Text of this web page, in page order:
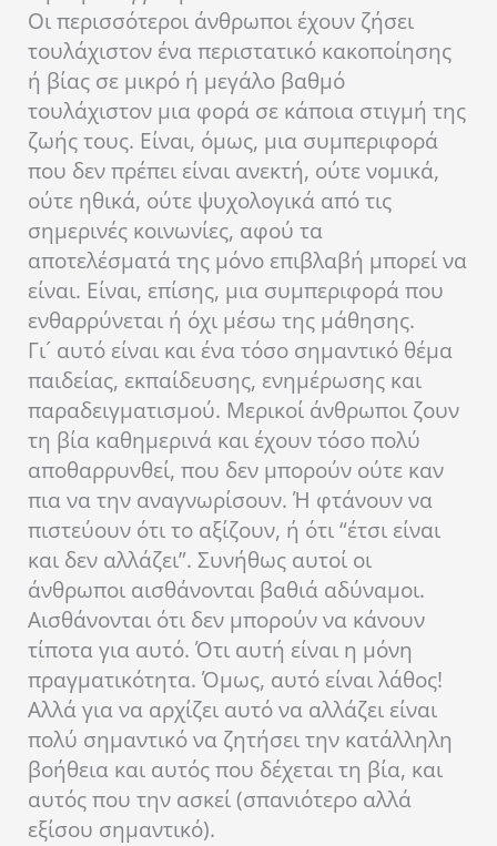
Οι περισσότεροι άνθρωποι έχουν ζήσει
τουλάχιστον ένα περιστατικό κακοποίησης
ή βίας σε μικρό ή μεγάλο βαθμό
τουλάχιστον μια φορά σε κάποια στιγμή της
ζωής τους. Είναι, όμως, μια συμπεριφορά
που δεν πρέπει είναι ανεκτή, ούτε νομικά,
ούτε ηθικά, ούτε ψυχολογικά από τις
σημερινές κοινωνίες, αφού τα
αποτελέσματά της μόνο επιβλαβή μπορεί να
είναι. Είναι, επίσης, μια συμπεριφορά που
ενθαρρύνεται ή όχι μέσω της μάθησης.
Γι´ αυτό είναι και ένα τόσο σημαντικό θέμα
παιδείας, εκπαίδευσης, ενημέρωσης και
παραδειγματισμού. Μερικοί άνθρωποι ζουν
τη βία καθημερινά και έχουν τόσο πολύ
αποθαρρυνθεί, που δεν μπορούν ούτε καν
πια να την αναγνωρίσουν. Ή φτάνουν να
πιστεύουν ότι το αξίζουν, ή ότι “έτσι είναι
και δεν αλλάζει”. Συνήθως αυτοί οι
άνθρωποι αισθάνονται βαθιά αδύναμοι.
Αισθάνονται ότι δεν μπορούν να κάνουν
τίποτα για αυτό. Ότι αυτή είναι η μόνη
πραγματικότητα. Όμως, αυτό είναι λάθος!
Αλλά για να αρχίζει αυτό να αλλάζει είναι
πολύ σημαντικό να ζητήσει την κατάλληλη
βοήθεια και αυτός που δέχεται τη βία, και
αυτός που την ασκεί (σπανιότερο αλλά
εξίσου σημαντικό).